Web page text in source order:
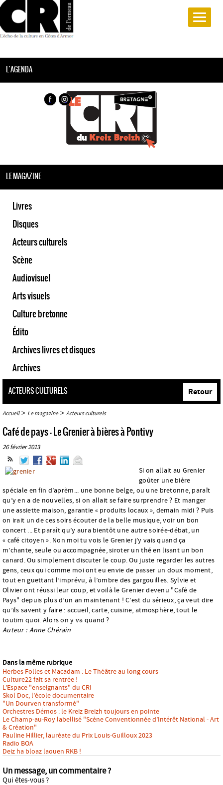
L'AGENDA
LE MAGAZINE
Livres
Disques
Acteurs culturels
Scène
Audiovisuel
Arts visuels
Culture bretonne
Édito
Archives livres et disques
Archives
ACTEURS CULTURELS
Accueil> Le magazine> Acteurs culturels
Retour
Café de pays - Le Grenier à bières à Pontivy
26 février 2013
Si on allait au Grenier
goûter une bière
spéciale en fin d’aprèm... une bonne belge, ou une bretonne, paraît
qu’y en a de nouvelles, si on allait se faire surprendre ? Et manger
une assiette maison, garantie « produits locaux », demain midi ? Puis
on irait un de ces soirs écouter de la belle musique, voir un bon
concert ... Et paraît qu’y aura bientôt une autre soirée-débat, un
« café citoyen ». Non moi tu vois le Grenier j’y vais quand ça
m’chante, seule ou accompagnée, siroter un thé en lisant un bon
canard. Ou simplement discuter le coup. Ou juste regarder les autres
gens, ceux qui comme moi ont eu envie de passer un doux moment,
tout en guettant l’imprévu, à l’ombre des gargouilles. Sylvie et
Olivier ont réussi leur coup, et voilà le Grenier devenu "Café de
Pays" depuis plus d’un an maintenant ! C’est du sérieux, ça veut dire
qu’ils savent y faire : accueil, carte, cuisine, atmosphère, tout le
toutim quoi. Alors on y va quand ?
Auteur : Anne Chérain
Dans la même rubrique
Herbes Folles et Macadam : Le Théâtre au long cours
Culture22 fait sa rentrée !
L’Espace "enseignants" du CRI
Skol Doc, l’école documentaire
"Un Dourven transformé"
Orchestres Démos : le Kreiz Breizh toujours en pointe
Le Champ-au-Roy labellisé "Scène Conventionnée d’Intérêt National - Art
& Création"
Pauline Hillier, lauréate du Prix Louis-Guilloux 2023
Radio BOA
Deiz ha bloaz laouen RKB !
Un message, un commentaire ?
Qui êtes-vous ?